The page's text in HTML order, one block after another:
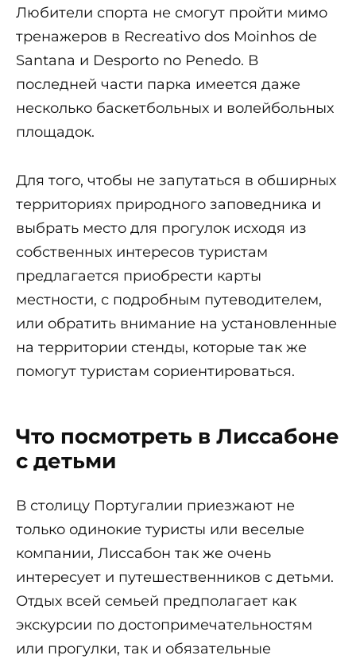
Любители спорта не смогут пройти мимо
тренажеров в Recreativo dos Moinhos de
Santana и Desporto no Penedo. В
последней части парка имеется даже
несколько баскетбольных и волейбольных
площадок.
Для того, чтобы не запутаться в обширных
территориях природного заповедника и
выбрать место для прогулок исходя из
собственных интересов туристам
предлагается приобрести карты
местности, с подробным путеводителем,
или обратить внимание на установленные
на территории стенды, которые так же
помогут туристам сориентироваться.
Что посмотреть в Лиссабоне
с детьми
В столицу Португалии приезжают не
только одинокие туристы или веселые
компании, Лиссабон так же очень
интересует и путешественников с детьми.
Отдых всей семьей предполагает как
экскурсии по достопримечательностям
или прогулки, так и обязательные